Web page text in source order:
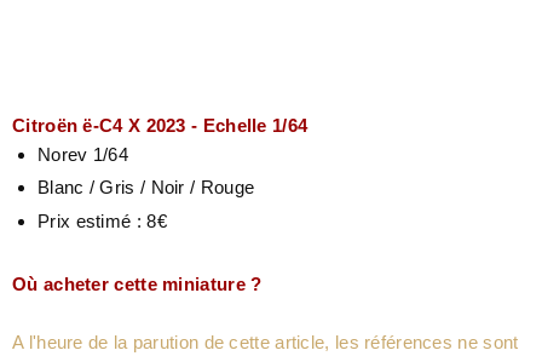
Citroën ë-C4 X 2023 - Echelle 1/64
Norev 1/64
Blanc / Gris / Noir / Rouge
Prix estimé : 8€
Où acheter cette miniature ?
A l'heure de la parution de cette article, les références ne sont